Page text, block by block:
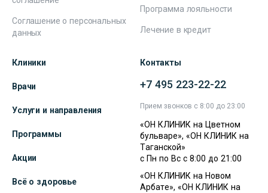
Соглашение о персональных
данных
Программа лояльности
Лечение в кредит
Клиники
Врачи
Услуги и направления
Программы
Акции
Всё о здоровье
Контакты
+7 495 223-22-22
Прием звонков с 8:00 до 23:00
«ОН КЛИНИК на Цветном
бульваре», «ОН КЛИНИК на
Таганской»
с Пн по Вс с 8:00 до 21:00
«ОН КЛИНИК на Новом
Арбате», «ОН КЛИНИК на